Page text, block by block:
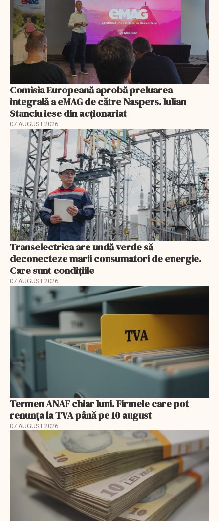
Comisia Europeană aprobă preluarea
integrală a eMAG de către Naspers. Iulian
Stanciu iese din acționariat
07 AUGUST 2026
Transelectrica are undă verde să
deconecteze marii consumatori de energie.
Care sunt condițiile
07 AUGUST 2026
Termen ANAF chiar luni. Firmele care pot
renunța la TVA până pe 10 august
07 AUGUST 2026